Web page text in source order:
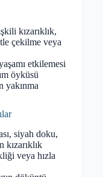
kızarıklık,
çekilme veya
etkilemesi
öyküsü
yakınma
siyah doku,
kızarıklık
veya hızla